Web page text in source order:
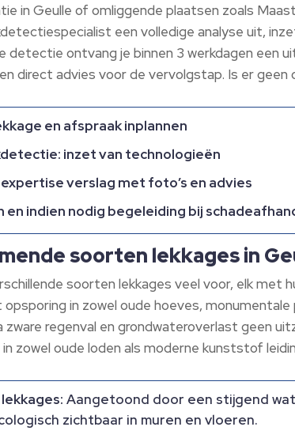
in Geulle of omliggende plaatsen zoals
een volledige analyse uit,
detectie ontvang je binnen 3 werkdagen een
direct advies voor de vervolgstap. Is er geen
en afspraak inplannen
inzet van technologieën
verslag met foto’s en advies
en indien nodig begeleiding bij
soorten lekkages in
soorten lekkages veel voor, elk met
in zowel oude hoeves, monumentale
zware regenval en grondwateroverlast geen
zowel oude loden als moderne kunststof
Aangetoond door een stijgend
zichtbaar in muren en vloeren.